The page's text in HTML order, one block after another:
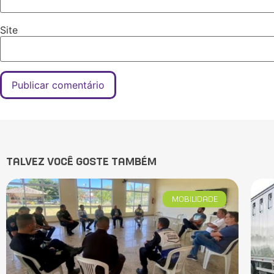
Site
TALVEZ VOCÊ GOSTE TAMBÉM
MOBILIDADE